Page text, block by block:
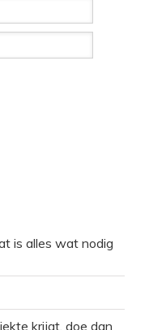
is alles wat nodig
krijgt, doe dan